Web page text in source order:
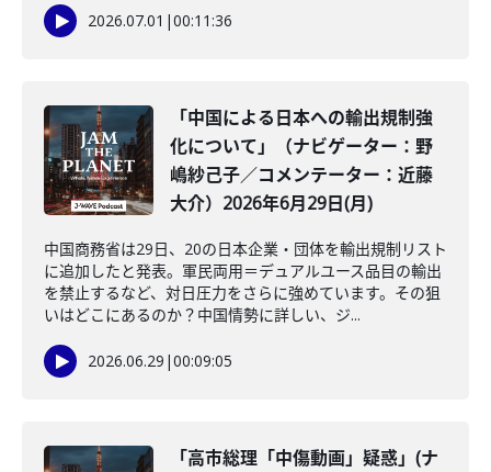
2026.07.01 |00:11:36
「中国による日本への輸出規制強
化について」（ナビゲーター：野
嶋紗己子／コメンテーター：近藤
大介）2026年6月29日(月)
中国商務省は29日、20の日本企業・団体を輸出規制リスト
に追加したと発表。軍民両用＝デュアルユース品目の輸出
を禁止するなど、対日圧力をさらに強めています。その狙
いはどこにあるのか？中国情勢に詳しい、ジ...
2026.06.29 |00:09:05
「高市総理「中傷動画」疑惑」(ナ